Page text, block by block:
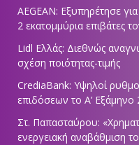
AEGEAN: Εξυπηρέτησε
2 εκατομμύρια επιβάτες
Lidl Ελλάς: Διεθνώς
σχέση ποιότητας-τιμής
CrediaBank: Υψηλοί
επιδόσεων το Α’ Εξάμηνο
Στ. Παπασταύρου:
ενεργειακή αναβάθμιση